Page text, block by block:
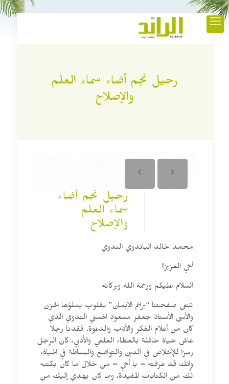
رحيل نجم أضاء سماء العلم
والإصلاح
رحيل نجم أضاء
سماء العلم
والإصلاح
محمد خالد الباندوي الندوي
أخي العزيز!
السلام عليكم ورحمة الله وبركاته
تنعى صفحتنا “براعم الإيمان” بقلوب يملؤها الحزن
والأسى الأستاذ جعفر مسعود الحسني الندوي الذي
كان من أعلام الفكر والأدب والدعوة. فقدنا رجلا
عاش حياة حافلة بالعطاء العلمي والأدبي، كان الرجل
رمزا للإخلاص في الدين والتواضع والبساطة في الحياة،
وإنك قد عرفته – يا أخي – من خلال ما كان يكتبه
لك من الكتابات المفيدة، وما كان يهدي إليك من